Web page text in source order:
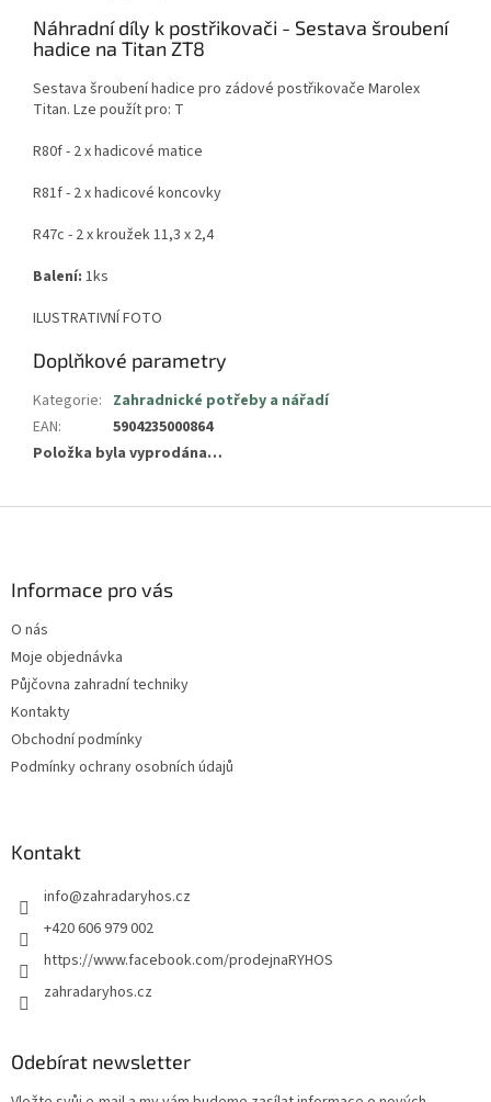
Náhradní díly k postřikovači - Sestava šroubení
hadice na Titan ZT8
Sestava šroubení hadice pro zádové postřikovače Marolex
Titan. Lze použít pro: T
R80f - 2 x hadicové matice
R81f - 2 x hadicové koncovky
R47c - 2 x kroužek 11,3 x 2,4
Balení: 1ks
ILUSTRATIVNÍ FOTO
Doplňkové parametry
Kategorie: Zahradnické potřeby a nářadí
EAN:
5904235000864
Položka byla vyprodána…
Informace pro vás
O nás
Moje objednávka
Půjčovna zahradní techniky
Kontakty
Obchodní podmínky
Podmínky ochrany osobních údajů
Kontakt
info@zahradaryhos.cz
+420 606 979 002
https://www.facebook.com/prodejnaRYHOS
zahradaryhos.cz
Odebírat newsletter